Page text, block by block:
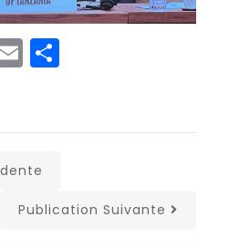
Email
Publication Suivante